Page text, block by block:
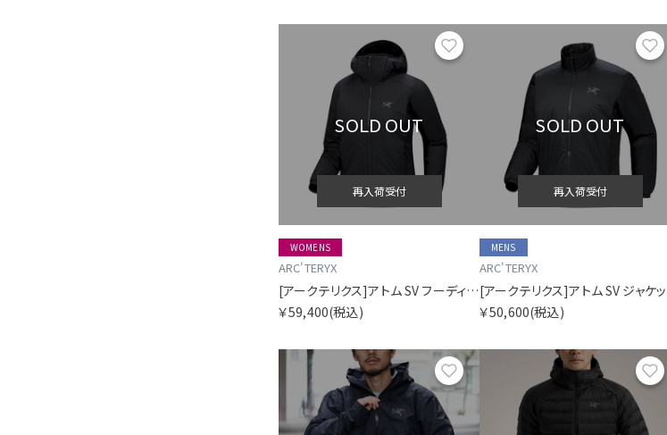
SOLD OUT
再入荷受付
WOMENS
ARC'TERYX
[アークテリクス]アトム SV フーディ ウィメンズ
￥59,400(税込)
SOLD OUT
再入荷受付
MENS
ARC'TERYX
￥50,600(税込)
お気に入り